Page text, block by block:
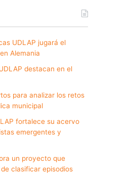
UDLAP jugará el
Alemania
destacan en el
para analizar los retos
municipal
fortalece su acervo
emergentes y
un proyecto que
clasificar episodios